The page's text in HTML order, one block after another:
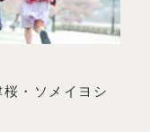
・ソメイヨシ